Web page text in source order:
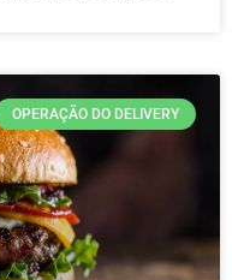
OPERAÇÃO DO DELIVERY